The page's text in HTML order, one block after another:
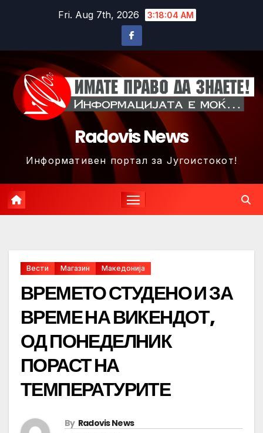
Fri. Aug 7th, 2026 3:18:06 AM
Radovis News
Информативен портал за Југоистокот!
Вести Магазин Македонија
ВРЕМЕТО СТУДЕНО И ЗА
ВРЕМЕ НА ВИКЕНДОТ,
ОД ПОНЕДЕЛНИК
ПОРАСТ НА
ТЕМПЕРАТУРИТЕ
By Radovis News